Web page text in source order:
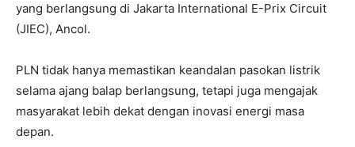
yang berlangsung di Jakarta International E-Prix Circuit
(JIEC), Ancol.
PLN tidak hanya memastikan keandalan pasokan listrik
selama ajang balap berlangsung, tetapi juga mengajak
masyarakat lebih dekat dengan inovasi energi masa
depan.